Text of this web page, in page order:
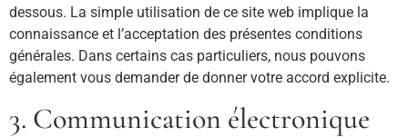
dessous. La simple utilisation de ce site web implique la
connaissance et l’acceptation des présentes conditions
générales. Dans certains cas particuliers, nous pouvons
également vous demander de donner votre accord explicite.
3. Communication électronique